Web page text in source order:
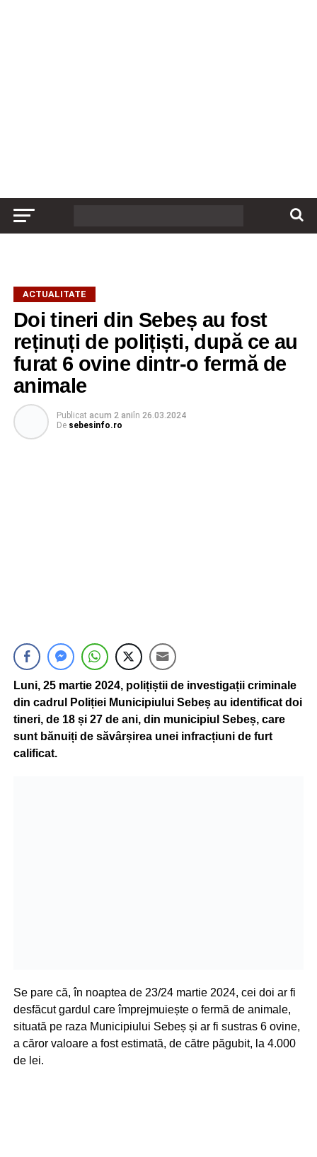
ACTUALITATE
Doi tineri din Sebeș au fost
reținuți de polițiști, după ce au
furat 6 ovine dintr-o fermă de
animale
Publicat acum 2 aniîn 26.03.2024
De sebesinfo.ro
Luni, 25 martie 2024, polițiștii de investigații criminale
din cadrul Poliției Municipiului Sebeș au identificat doi
tineri, de 18 și 27 de ani, din municipiul Sebeș, care
sunt bănuiți de săvârșirea unei infracțiuni de furt
calificat.
Se pare că, în noaptea de 23/24 martie 2024, cei doi ar fi
desfăcut gardul care împrejmuiește o fermă de animale,
situată pe raza Municipiului Sebeș și ar fi sustras 6 ovine,
a căror valoare a fost estimată, de către păgubit, la 4.000
de lei.